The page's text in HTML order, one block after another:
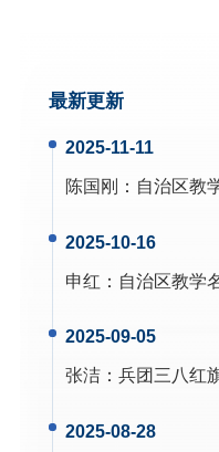
最新更新
2025-11-11
陈国刚 ： 自治区教
2025-10-16
申红 ： 自治区教学
2025-09-05
张洁 ：兵团三八红
2025-08-28